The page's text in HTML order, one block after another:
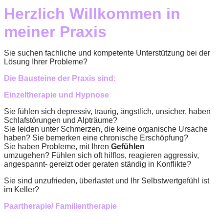
Herzlich Willkommen in
meiner Praxis
Sie suchen fachliche und kompetente Unterstützung bei der
Lösung Ihrer Probleme?
Die Bausteine der Praxis sind:
Einzeltherapie und Hypnose
Sie fühlen sich depressiv, traurig, ängstlich, unsicher, haben
Schlafstörungen und Alpträume?
Sie leiden unter Schmerzen, die keine organische Ursache
haben? Sie bemerken eine chronische Erschöpfung?
Sie haben Probleme, mit Ihren Gefühlen
umzugehen? Fühlen sich oft hilflos, reagieren aggressiv,
angespannt- gereizt oder geraten ständig in Konflikte?
Sie sind unzufrieden, überlastet und Ihr Selbstwertgefühl ist
im Keller?
Paartherapie/ Familientherapie